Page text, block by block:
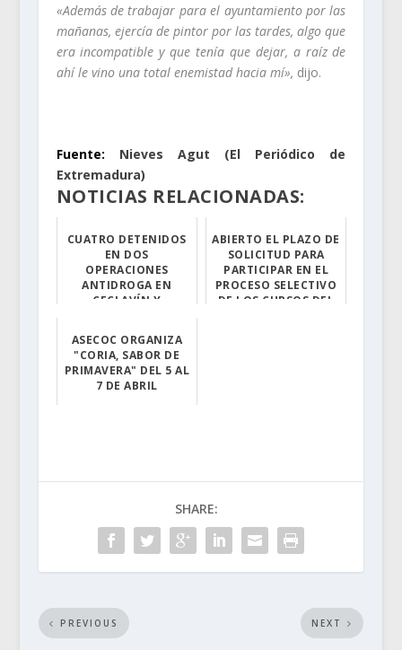
«Además de trabajar para el ayuntamiento por las
mañanas, ejercía de pintor por las tardes, algo que
era incompatible y que tenía que dejar, a raíz de
ahí le vino una total enemistad hacia mí», dijo.
Fuente:
Nieves Agut (El Periódico de
Extremadura)
NOTICIAS RELACIONADAS:
CUATRO DETENIDOS
EN DOS
OPERACIONES
ANTIDROGA EN
CECLAVÍN Y
La Guardia Civi...
ABIERTO EL PLAZO DE
SOLICITUD PARA
PARTICIPAR EN EL
PROCESO SELECTIVO
DE LOS CURSOS DEL
ASECOC ORGANIZA
"CORIA, SABOR DE
PRIMAVERA" DEL 5 AL
7 DE ABRIL
SHARE:
PREVIOUS NEXT